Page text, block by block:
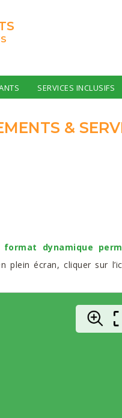
SERVICES INCLUSIFS
&
format dynamique
plein écran, cliquer sur